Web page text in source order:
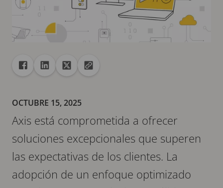
Recurso compartido
Compartir en Facebook
Compartir en Linkedin
Compartir en X
Copiar la url en el portapapeles
OCTUBRE 15, 2025
Axis está comprometida a ofrecer
soluciones excepcionales que superen
las expectativas de los clientes. La
adopción de un enfoque optimizado